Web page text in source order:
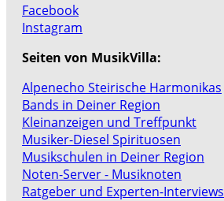
Facebook
Instagram
Seiten von MusikVilla:
Alpenecho Steirische Harmonikas
Bands in Deiner Region
Kleinanzeigen und Treffpunkt
Musiker-Diesel Spirituosen
Musikschulen in Deiner Region
Noten-Server - Musiknoten
Ratgeber und Experten-Interviews